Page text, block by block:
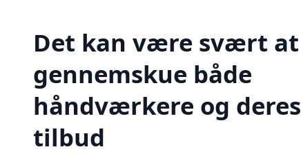
Det kan være svært at
gennemskue både
håndværkere og deres
tilbud